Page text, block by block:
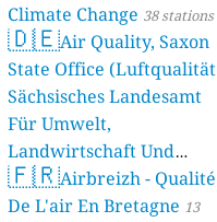
Climate Change 38 stations
🇩🇪Air Quality, Saxon
State Office (Luftqualität
Sächsisches Landesamt
Für Umwelt,
Landwirtschaft Und
Geologie) 50 stations
🇫🇷Airbreizh - Qualité
De L'air En Bretagne 13